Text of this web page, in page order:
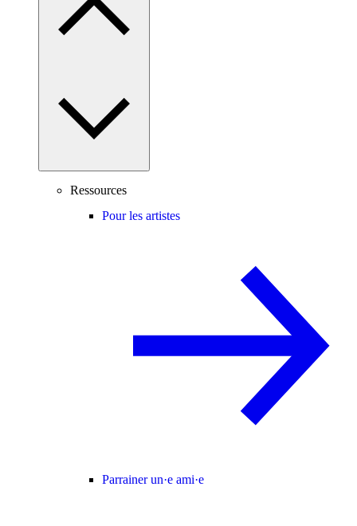
Ressources
Pour les artistes
Parrainer un·e ami·e